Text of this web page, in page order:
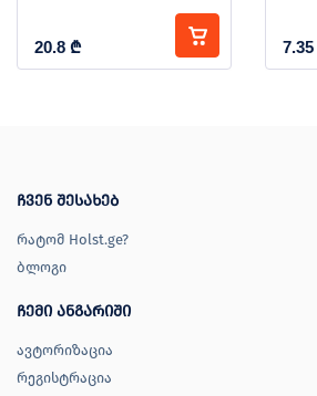
20.8 ₾ 7.35
ჩვენ შესახებ
რატომ Holst.ge?
ბლოგი
ჩემი ანგარიში
ავტორიზაცია
რეგისტრაცია